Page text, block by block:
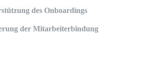
des Onboardings
der Mitarbeiterbindung